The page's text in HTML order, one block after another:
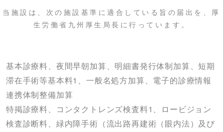
当施設は、次の施設基準に適合している旨の届出を、厚
生労働省九州厚生局長に行っています。
基本診療料、夜間早朝加算、明細書発行体制加算、短期
滞在手術等基本料1、一般名処方加算、電子的診療情報
連携体制整備加算
特掲診療料、コンタクトレンズ検査料1、ロービジョン
検査診断料、緑内障手術（流出路再建術（眼内法）及び